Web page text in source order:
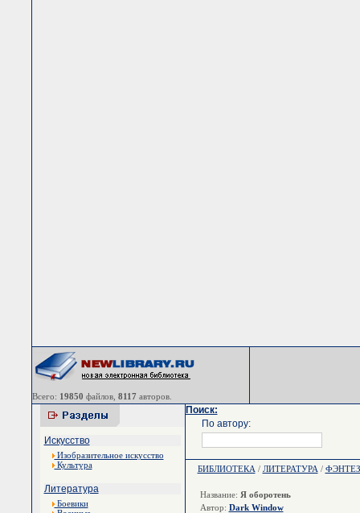
Всего: 19850 файлов, 8117 авторов.
Искусство
Изобразительное искусство
Культура
Литература
Боевики
Поиск:
По автору:
БИБЛИОТЕКА / ЛИТЕРАТУРА /
Название: Я оборотень
Автор: Dark Window